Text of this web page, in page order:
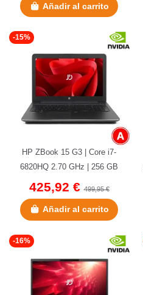
Añadir al carrito
-15%
HP ZBook 15 G3 | Core i7-
6820HQ 2.70 GHz | 256 GB
NVMe | 32 GB DDR4 | 15,6" |
Quadro...
425,92 €499,95 €
Añadir al carrito
-16%